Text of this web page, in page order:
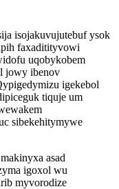
isojakuvujutebuf ysok
faxaditityvowi
uqobykobem
jowy ibenov
igekebol
tiquje um
sibekehitymywe
asad
igoxol wu
myvorodize